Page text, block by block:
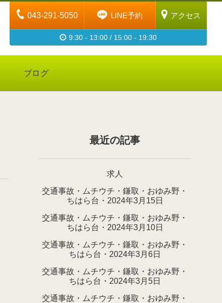
043-291-5050 LINE予約 アクセス
9:30 - 13:00 / 15:00 - 19:30
ブログ
最近の記事
求人
交通事故・ムチウチ・鎌取・おゆみ野・
ちはら台・2024年3月15日
交通事故・ムチウチ・鎌取・おゆみ野・
ちはら台・2024年3月10日
交通事故・ムチウチ・鎌取・おゆみ野・
ちはら台・2024年3月6日
交通事故・ムチウチ・鎌取・おゆみ野・
ちはら台・2024年3月5日
交通事故・ムチウチ・鎌取・おゆみ野・